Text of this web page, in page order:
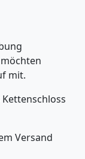
mit.
Versand